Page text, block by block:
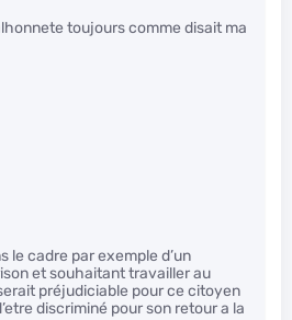
toujours comme disait ma
le cadre par exemple d’un
et souhaitant travailler au
préjudiciable pour ce citoyen
discriminé pour son retour a la